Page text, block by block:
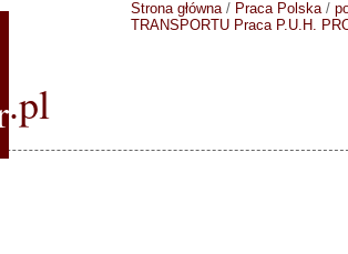
.pl
Strona główna/ Praca Polska/
TRANSPORTU Praca P.U.H.